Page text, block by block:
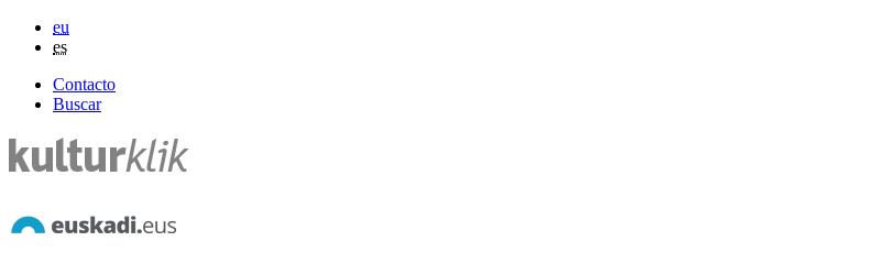
eu
es
Contacto
Buscar